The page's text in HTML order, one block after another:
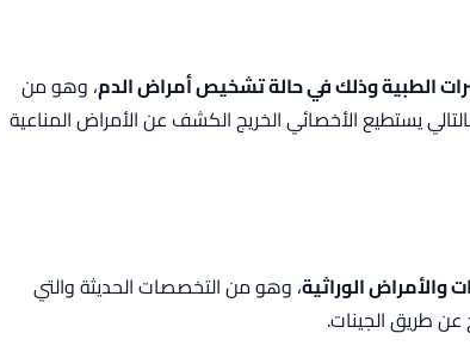
الطبية وذلك في حالة تشخيص أمراض الدم، وهو من
يستطيع الأخصائي الخريج الكشف عن الأمراض المناعية
والأمراض الوراثية، وهو من التخصصات الحديثة والتي
طريق الجينات.